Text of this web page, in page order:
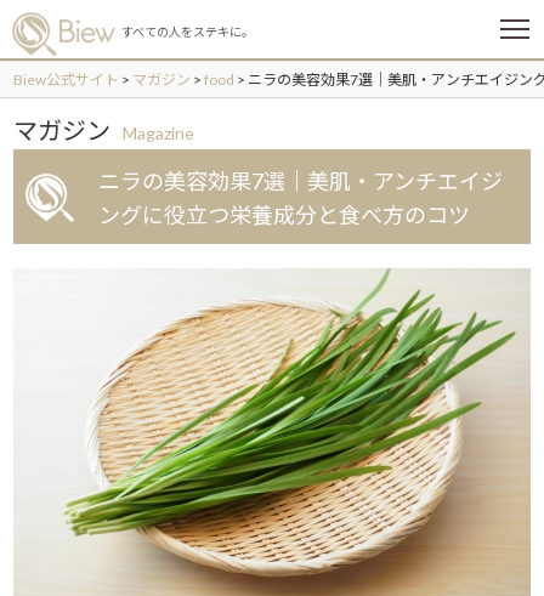
すべての人をステキに。
メ
ュ
ー
Biew公式サイト > マガジン >food > ニラの美容効果7選｜美肌・アンチエイジン
マガジン Magazine
ニラの美容効果7選｜美肌・アンチエイジ
ングに役立つ栄養成分と食べ方のコツ